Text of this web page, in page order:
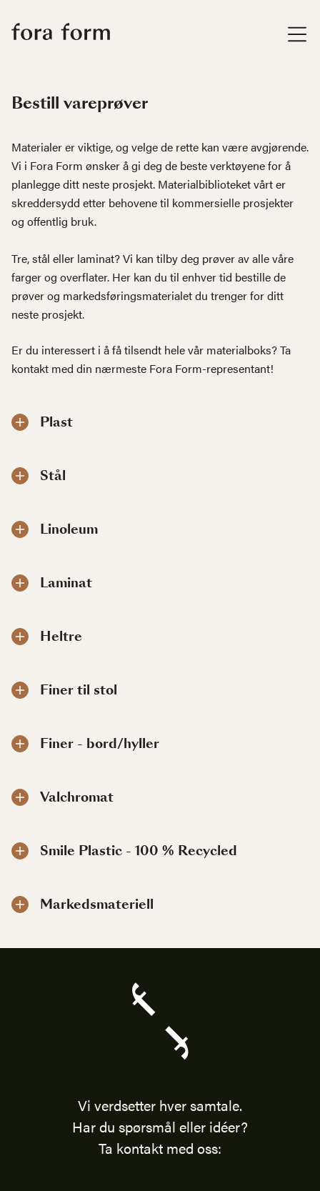
Bestill vareprøver
Materialer er viktige, og velge de rette kan være avgjørende.
Vi i Fora Form ønsker å gi deg de beste verktøyene for å
planlegge ditt neste prosjekt. Materialbiblioteket vårt er
skreddersydd etter behovene til kommersielle prosjekter
og offentlig bruk.
Tre, stål eller laminat? Vi kan tilby deg prøver av alle våre
farger og overflater. Her kan du til enhver tid bestille de
prøver og markedsføringsmaterialet du trenger for ditt
neste prosjekt.
Er du interessert i å få tilsendt hele vår materialboks? Ta
kontakt med din nærmeste Fora Form-representant!
Plast
Stål
Linoleum
Laminat
Heltre
Finer til stol
Finer - bord/hyller
Valchromat
Smile Plastic - 100 % Recycled
Markedsmateriell
Vi verdsetter hver samtale.
Har du spørsmål eller idéer?
Ta kontakt med oss: